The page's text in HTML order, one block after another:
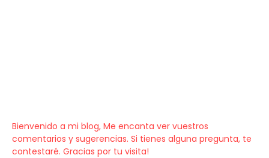
Bienvenido a mi blog, Me encanta ver vuestros
comentarios y sugerencias. Si tienes alguna pregunta, te
contestaré. Gracias por tu visita!